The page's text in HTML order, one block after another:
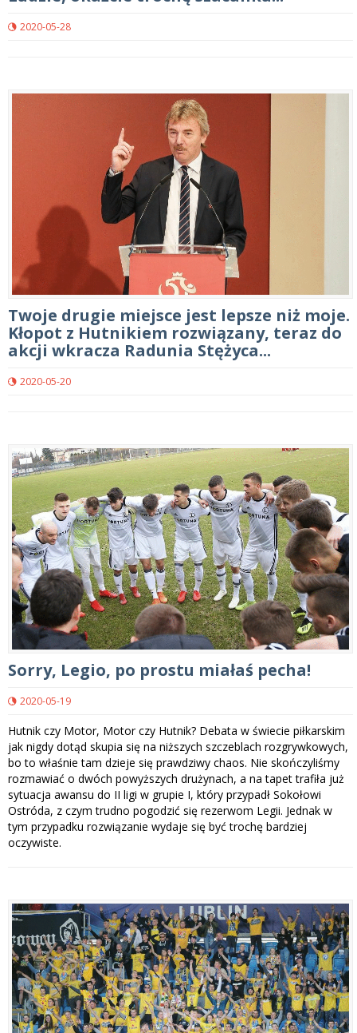
2020-05-28
Twoje drugie miejsce jest lepsze niż moje.
Kłopot z Hutnikiem rozwiązany, teraz do
akcji wkracza Radunia Stężyca...
2020-05-20
Sorry, Legio, po prostu miałaś pecha!
2020-05-19
Hutnik czy Motor, Motor czy Hutnik? Debata w świecie piłkarskim
jak nigdy dotąd skupia się na niższych szczeblach rozgrywkowych,
bo to właśnie tam dzieje się prawdziwy chaos. Nie skończyliśmy
rozmawiać o dwóch powyższych drużynach, a na tapet trafiła już
sytuacja awansu do II ligi w grupie I, który przypadł Sokołowi
Ostróda, z czym trudno pogodzić się rezerwom Legii. Jednak w
tym przypadku rozwiązanie wydaje się być trochę bardziej
oczywiste.